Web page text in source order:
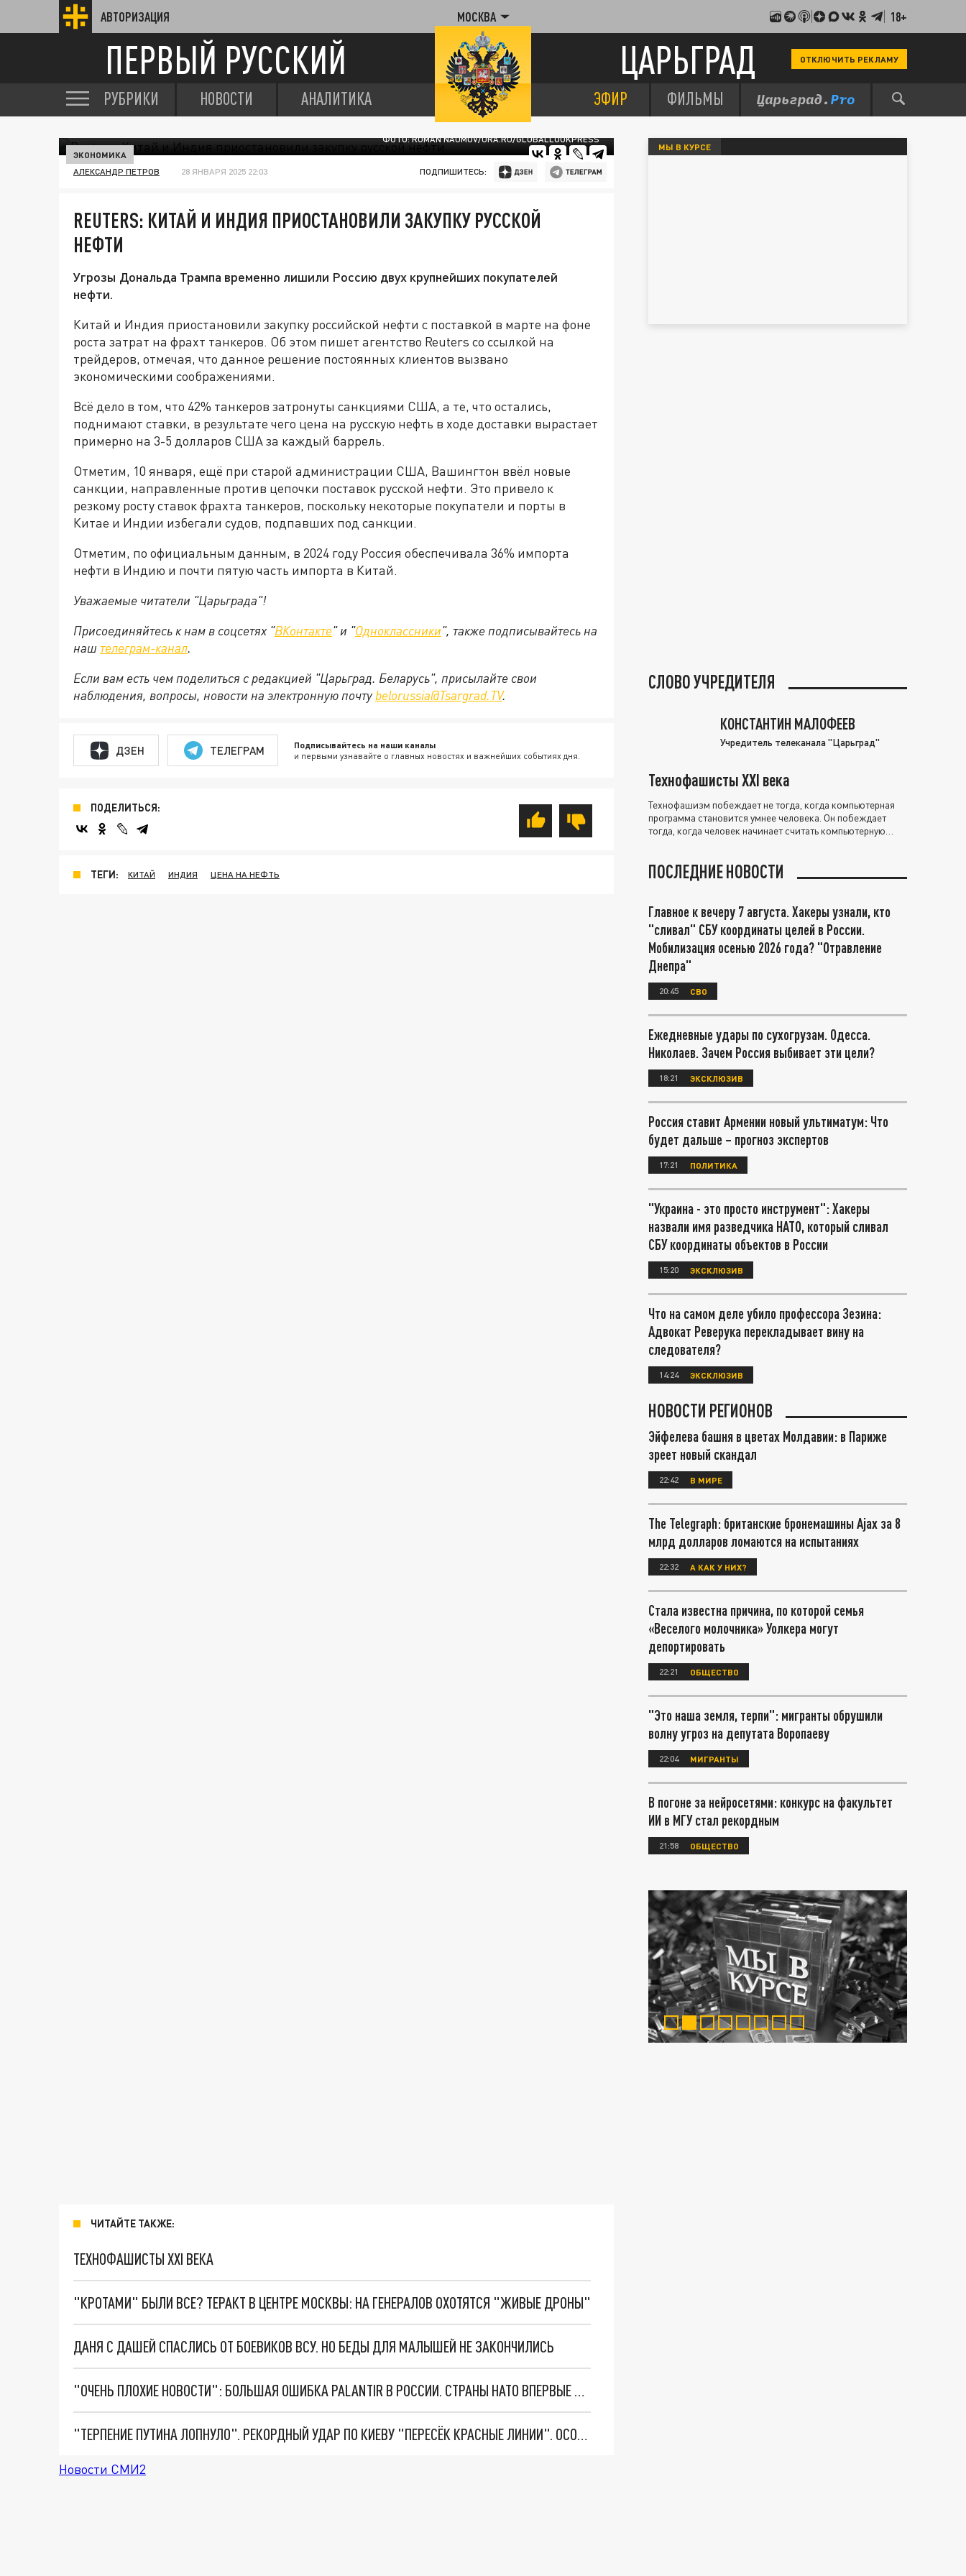
АВТОРИЗАЦИЯ МОСКВА 18+
ПЕРВЫЙ РУССКИЙ ЦАРЬГРАД ОТКЛЮЧИТЬ РЕКЛАМУ
РУБРИКИ НОВОСТИ АНАЛИТИКА ЭФИР ФИЛЬМЫ
ФОТО: ROMAN NAUMOV/URA.RU/GLOBALLOOKPRESS
ЭКОНОМИКА
АЛЕКСАНДР ПЕТРОВ 28 ЯНВАРЯ 2025 22:03 ПОДПИШИТЕСЬ:
REUTERS: КИТАЙ И ИНДИЯ ПРИОСТАНОВИЛИ ЗАКУПКУ РУССКОЙ
НЕФТИ
Угрозы Дональда Трампа временно лишили Россию двух крупнейших покупателей
нефти.
Китай и Индия приостановили закупку российской нефти с поставкой в марте на фоне
роста затрат на фрахт танкеров. Об этом пишет агентство Reuters со ссылкой на
трейдеров, отмечая, что данное решение постоянных клиентов вызвано
экономическими соображениями.
Всё дело в том, что 42% танкеров затронуты санкциями США, а те, что остались,
поднимают ставки, в результате чего цена на русскую нефть в ходе доставки вырастает
примерно на 3-5 долларов США за каждый баррель.
Отметим, 10 января, ещё при старой администрации США, Вашингтон ввёл новые
санкции, направленные против цепочки поставок русской нефти. Это привело к
резкому росту ставок фрахта танкеров, поскольку некоторые покупатели и порты в
Китае и Индии избегали судов, подпавших под санкции.
Отметим, по официальным данным, в 2024 году Россия обеспечивала 36% импорта
нефти в Индию и почти пятую часть импорта в Китай.
Уважаемые читатели "Царьграда"!
Присоединяйтесь к нам в соцсетях "ВКонтакте" и "Одноклассники", также подписывайтесь на
наш телеграм-канал.
Если вам есть чем поделиться с редакцией "Царьград. Беларусь", присылайте свои
наблюдения, вопросы, новости на электронную почту belorussia@Tsargrad.TV.
ДЗЕН ТЕЛЕГРАМ Подписывайтесь на наши каналы
и первыми узнавайте о главных новостях и важнейших событиях дня.
ПОДЕЛИТЬСЯ:
ТЕГИ: КИТАЙ ИНДИЯ ЦЕНА НА НЕФТЬ
ЧИТАЙТЕ ТАКЖЕ:
ТЕХНОФАШИСТЫ XXI ВЕКА
"КРОТАМИ" БЫЛИ ВСЕ? ТЕРАКТ В ЦЕНТРЕ МОСКВЫ: НА ГЕНЕРАЛОВ ОХОТЯТСЯ "ЖИВЫЕ ДРОНЫ"
ДАНЯ С ДАШЕЙ СПАСЛИСЬ ОТ БОЕВИКОВ ВСУ. НО БЕДЫ ДЛЯ МАЛЫШЕЙ НЕ ЗАКОНЧИЛИСЬ
"ОЧЕНЬ ПЛОХИЕ НОВОСТИ": БОЛЬШАЯ ОШИБКА PALANTIR В РОССИИ. СТРАНЫ НАТО ВПЕРВЫЕ ЗА СВО ОСТАНОВИЛИ ПОСТАВКИ ОРУЖИЯ. ВСУ ТЕРЯЮТ ПРИГРАНИЧЬЕ?
"ТЕРПЕНИЕ ПУТИНА ЛОПНУЛО". РЕКОРДНЫЙ УДАР ПО КИЕВУ "ПЕРЕСЁК КРАСНЫЕ ЛИНИИ". ОСОБЫЕ СПЕЦЫ КНДР НА ЛБС? ТАЙНЫЕ ПЕРЕГОВОРЫ ЕВРОПЫ И МОСКВЫ
Новости СМИ2
МЫ В КУРСЕ
СЛОВО УЧРЕДИТЕЛЯ
КОНСТАНТИН МАЛОФЕЕВ
Учредитель телеканала "Царьград"
Технофашисты XXI века
Технофашизм побеждает не тогда, когда компьютерная
программа становится умнее человека. Он побеждает
тогда, когда человек начинает считать компьютерную
ПОСЛЕДНИЕ НОВОСТИ
Главное к вечеру 7 августа. Хакеры узнали, кто
"сливал" СБУ координаты целей в России.
Мобилизация осенью 2026 года? "Отравление
Днепра"
20:45 СВО
Ежедневные удары по сухогрузам. Одесса.
Николаев. Зачем Россия выбивает эти цели?
18:21 ЭКСКЛЮЗИВ
Россия ставит Армении новый ультиматум: Что
будет дальше – прогноз экспертов
17:21 ПОЛИТИКА
"Украина - это просто инструмент": Хакеры
назвали имя разведчика НАТО, который сливал
СБУ координаты объектов в России
15:20 ЭКСКЛЮЗИВ
Что на самом деле убило профессора Зезина:
Адвокат Реверука перекладывает вину на
следователя?
14:24 ЭКСКЛЮЗИВ
НОВОСТИ РЕГИОНОВ
Эйфелева башня в цветах Молдавии: в Париже
зреет новый скандал
22:42 В МИРЕ
The Telegraph: британские бронемашины Ajax за 8
млрд долларов ломаются на испытаниях
22:32 А КАК У НИХ?
Стала известна причина, по которой семья
«Веселого молочника» Уолкера могут
депортировать
22:21 ОБЩЕСТВО
"Это наша земля, терпи": мигранты обрушили
волну угроз на депутата Воропаеву
22:04 МИГРАНТЫ
В погоне за нейросетями: конкурс на факультет
ИИ в МГУ стал рекордным
21:58 ОБЩЕСТВО